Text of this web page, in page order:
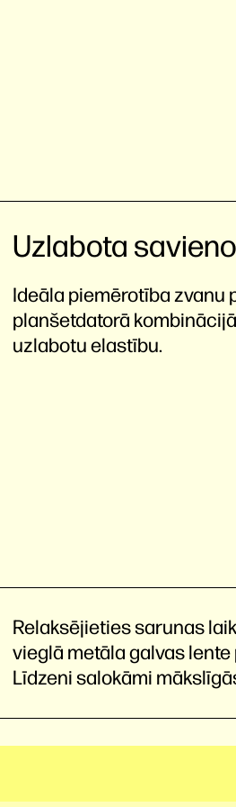
Uzlabota
Ideāla piemērotība zvanu
planšetdatorā
uzlabotu elastību.
Relaksējieties sarunas
vieglā metāla galvas
Līdzeni salokāmi